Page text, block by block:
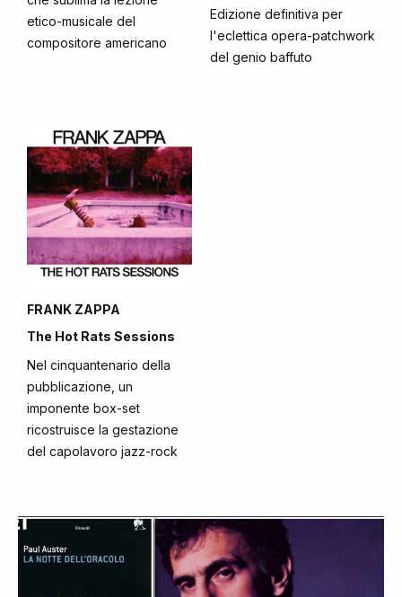
etico-musicale del
compositore americano
Edizione definitiva per
l'eclettica opera-patchwork
del genio baffuto
FRANK ZAPPA
The Hot Rats Sessions
Nel cinquantenario della
pubblicazione, un
imponente box-set
ricostruisce la gestazione
del capolavoro jazz-rock